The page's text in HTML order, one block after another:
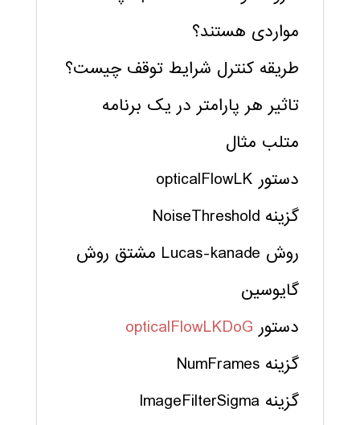
مواردی هستند؟
طریقه کنترل شرایط توقف چیست؟
تاثیر هر پارامتر در یک برنامه
متلب مثال
دستور opticalFlowLK
گزینه NoiseThreshold
روش Lucas-kanade مشتق روش
گایوسین
دستور
گزینه NumFrames
گزینه ImageFilterSigma